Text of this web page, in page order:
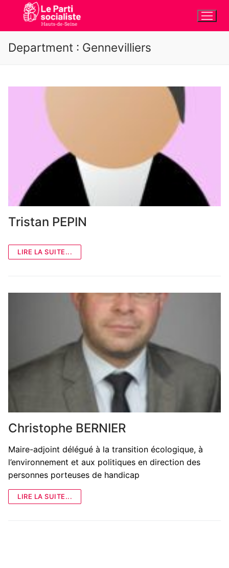
contenu
Department : Gennevilliers
Tristan PEPIN
LIRE LA SUITE...
Christophe BERNIER
Maire-adjoint délégué à la transition écologique, à
l’environnement et aux politiques en direction des
personnes porteuses de handicap
LIRE LA SUITE...